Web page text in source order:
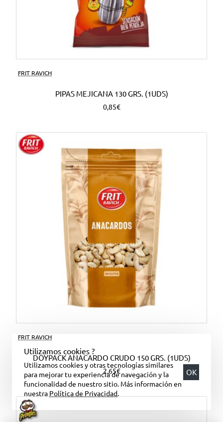
Utilizamos cookies ?
Utilizamos cookies y otras tecnologías similares
para mejorar tu experiencia de navegación y la
funcionalidad de nuestro sitio. Más información en
nuestra Política de Privacidad.
OK
FRIT RAVICH
PIPAS MEJICANA 130 GRS. (1UDS)
0,85€
FRIT RAVICH
DOYPACK ANACARDO CRUDO 150 GRS. (1UDS)
2,65€